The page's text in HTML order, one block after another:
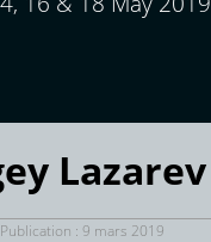
Lazarev
Publication : 9 mars 2019